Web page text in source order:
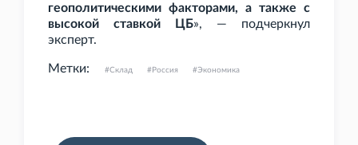
геополитическими факторами, а также с
высокой ставкой ЦБ», — подчеркнул
эксперт.
Метки: Склад Россия Экономика